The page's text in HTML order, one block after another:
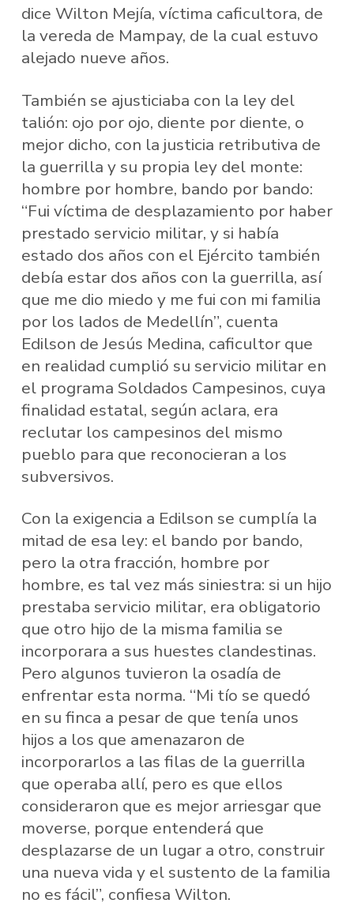
dice Wilton Mejía, víctima caficultora, de
la vereda de Mampay, de la cual estuvo
alejado nueve años.
También se ajusticiaba con la ley del
talión: ojo por ojo, diente por diente, o
mejor dicho, con la justicia retributiva de
la guerrilla y su propia ley del monte:
hombre por hombre, bando por bando:
“Fui víctima de desplazamiento por haber
prestado servicio militar, y si había
estado dos años con el Ejército también
debía estar dos años con la guerrilla, así
que me dio miedo y me fui con mi familia
por los lados de Medellín”, cuenta
Edilson de Jesús Medina, caficultor que
en realidad cumplió su servicio militar en
el programa Soldados Campesinos, cuya
finalidad estatal, según aclara, era
reclutar los campesinos del mismo
pueblo para que reconocieran a los
subversivos.
Con la exigencia a Edilson se cumplía la
mitad de esa ley: el bando por bando,
pero la otra fracción, hombre por
hombre, es tal vez más siniestra: si un hijo
prestaba servicio militar, era obligatorio
que otro hijo de la misma familia se
incorporara a sus huestes clandestinas.
Pero algunos tuvieron la osadía de
enfrentar esta norma. “Mi tío se quedó
en su finca a pesar de que tenía unos
hijos a los que amenazaron de
incorporarlos a las filas de la guerrilla
que operaba allí, pero es que ellos
consideraron que es mejor arriesgar que
moverse, porque entenderá que
desplazarse de un lugar a otro, construir
una nueva vida y el sustento de la familia
no es fácil”, confiesa Wilton.